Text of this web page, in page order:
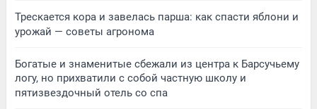
Трескается кора и завелась парша: как спасти яблони и
урожай — советы агронома
Богатые и знаменитые сбежали из центра к Барсучьему
логу, но прихватили с собой частную школу и
пятизвездочный отель со спа